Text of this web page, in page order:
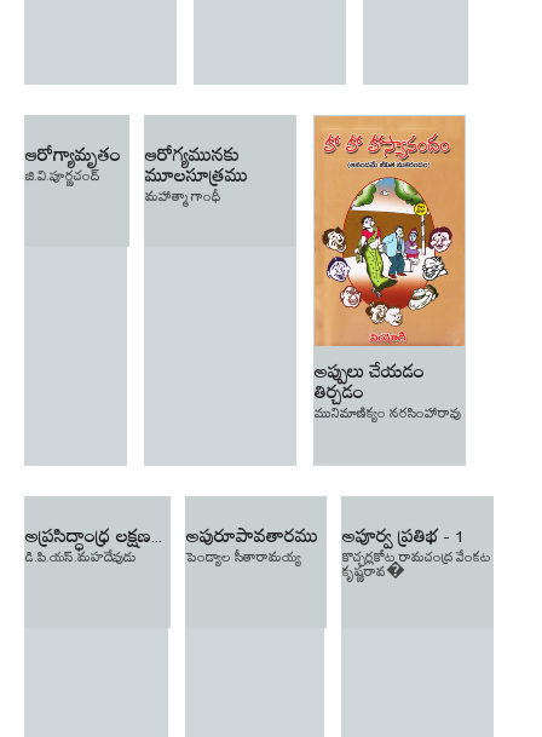
ఆరోగ్యామృతం
జి.వి.పూర్ణచంద్
ఆరోగ్యమునకు
మూలసూత్రము
మహాత్మా గాంధీ
అప్పులు చేయడం
తిర్చడం
మునిమాణిక్యం నరసింహారావు
అప్రసిద్ధాంధ్ర లక్షణ...
డి.పి.యస్.మహదేవుడు
అపురూపావతారము
పెండ్యాల సీతారామయ్య
అపూర్వ ప్రతిభ - 1
కొచ్చర్లకోట రామచంద్ర వేంకట
కృష్ణరావ�